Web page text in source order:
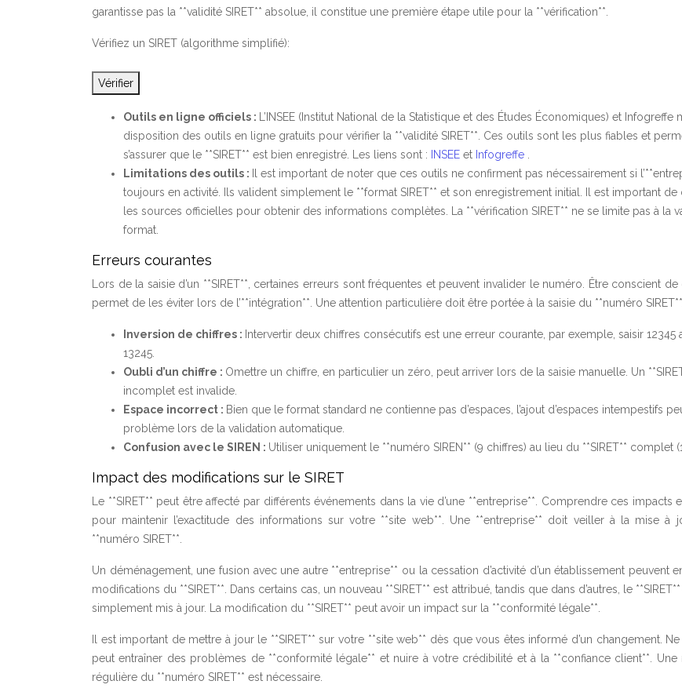
garantisse pas la **validité SIRET** absolue, il constitue une première étape utile pour la **vérification**.
Vérifiez un SIRET (algorithme simplifié):
Vérifier
Outils en ligne officiels :
L’INSEE (Institut National de la Statistique et des Études Économiques) et Infogreffe
disposition des outils en ligne gratuits pour vérifier la **validité SIRET**. Ces outils sont les plus fiables et
s’assurer que le **SIRET** est bien enregistré. Les liens sont :
INSEE et Infogreffe
Limitations des outils :
Il est important de noter que ces outils ne confirment pas nécessairement si
toujours en activité. Ils valident simplement le **format SIRET** et son enregistrement initial. Il est important
les sources officielles pour obtenir des informations complètes. La **vérification SIRET** ne se limite pas à la
format.
Erreurs courantes
Lors de la saisie d’un **SIRET**, certaines erreurs sont fréquentes et peuvent invalider le numéro. Être conscient
permet de les éviter lors de l’**intégration**. Une attention particulière doit être portée à la saisie du **numéro SIRET**.
Inversion de chiffres : Intervertir deux chiffres consécutifs est une erreur courante, par exemple, saisir 12345
13245.
Oubli d’un chiffre : Omettre un chiffre, en particulier un zéro, peut arriver lors de la saisie manuelle. Un
incomplet est invalide.
Espace incorrect : Bien que le format standard ne contienne pas d’espaces, l’ajout d’espaces intempestifs
problème lors de la validation automatique.
Confusion avec le SIREN : Utiliser uniquement le **numéro SIREN** (9 chiffres) au lieu du **SIRET** complet
Impact des modifications sur le SIRET
Le **SIRET** peut être affecté par différents événements dans la vie d’une **entreprise**. Comprendre ces impacts
pour maintenir l’exactitude des informations sur votre **site web**. Une **entreprise** doit veiller à la mise à
**numéro SIRET**.
Un déménagement, une fusion avec une autre **entreprise** ou la cessation d’activité d’un établissement peuvent
modifications du **SIRET**. Dans certains cas, un nouveau **SIRET** est attribué, tandis que dans d’autres, le
simplement mis à jour. La modification du **SIRET** peut avoir un impact sur la **conformité légale**.
Il est important de mettre à jour le **SIRET** sur votre **site web** dès que vous êtes informé d’un changement.
peut entraîner des problèmes de **conformité légale** et nuire à votre crédibilité et à la **confiance client**. Une
régulière du **numéro SIRET** est nécessaire.